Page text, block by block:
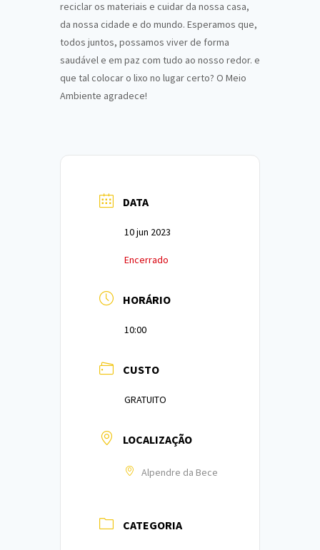
reciclar os materiais e cuidar da nossa casa,
da nossa cidade e do mundo. Esperamos que,
todos juntos, possamos viver de forma
saudável e em paz com tudo ao nosso redor. e
que tal colocar o lixo no lugar certo? O Meio
Ambiente agradece!
DATA
10 jun 2023
Encerrado
HORÁRIO
10:00
CUSTO
GRATUITO
LOCALIZAÇÃO
Alpendre da Bece
CATEGORIA